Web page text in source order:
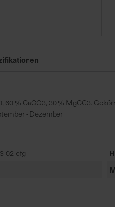
60 % CaCO3, 30 % MgCO3.
- Dezember
02-cfg